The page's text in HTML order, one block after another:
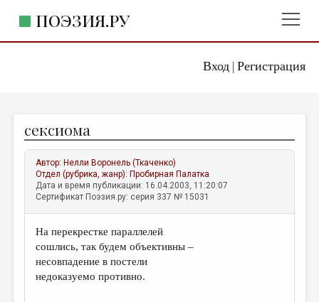
Вход| Регистрация
ПОЭЗИЯ.РУ
ЖАНРЫ
АВТОРЫ
КОММЕНТАРИИ
ЛИТСАЛОН
НОВОСТИ
ПРАВИЛА САЙТА
сексиома
Автор: Нелли Воронель (Ткаченко)
Отдел (рубрика, жанр): Пробирная Палатка
Дата и время публикации: 16.04.2003, 11:20:07
Сертификат Поэзия.ру: серия 337 № 15031
На перекрестке параллелей
сошлись, так будем объективны –
несовпадение в постели
недоказуемо противно.